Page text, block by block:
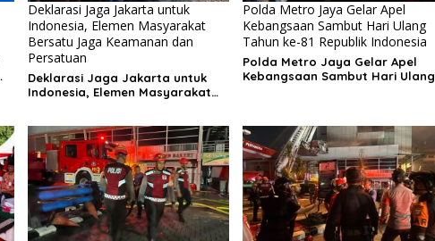
Deklarasi Jaga Jakarta untuk
Indonesia, Elemen Masyarakat
Bersatu Jaga Keamanan dan
Persatuan
Deklarasi Jaga Jakarta untuk
Indonesia, Elemen Masyarakat
Polda Metro Jaya Gelar Apel
Kebangsaan Sambut Hari Ulang
Tahun ke-81 Republik Indonesia
Polda Metro Jaya Gelar Apel
Kebangsaan Sambut Hari Ulang